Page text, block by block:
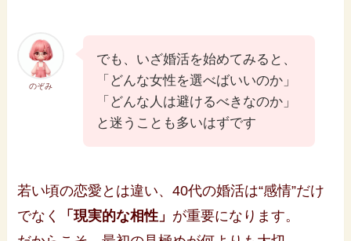
のぞみ
でも、いざ婚活を始めてみると、
「どんな女性を選べばいいのか」
「どんな人は避けるべきなのか」
と迷うことも多いはずです
若い頃の恋愛とは違い、40代の婚活は“感情”だけ
でなく
「現実的な相性」 が重要になります。